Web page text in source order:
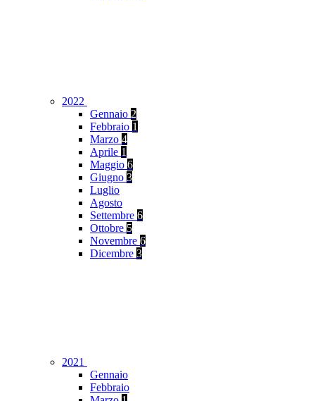
2022
Gennaio 2
Febbraio 1
Marzo 4
Aprile 1
Maggio 6
Giugno 3
Luglio
Agosto
Settembre 6
Ottobre 5
Novembre 6
Dicembre 3
2021
Gennaio
Febbraio